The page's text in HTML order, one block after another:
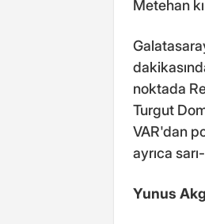
Metehan
noktada
Turgut
VAR'dan
ayrıca
Yunus